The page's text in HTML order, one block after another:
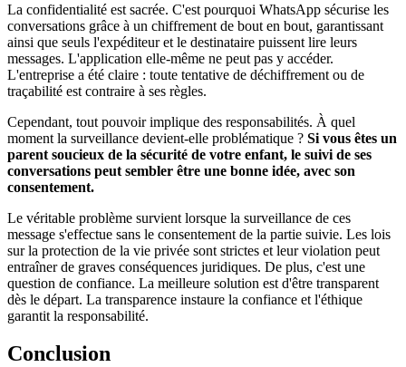
La confidentialité est sacrée. C'est pourquoi WhatsApp sécurise les
conversations grâce à un chiffrement de bout en bout, garantissant
ainsi que seuls l'expéditeur et le destinataire puissent lire leurs
messages. L'application elle-même ne peut pas y accéder.
L'entreprise a été claire : toute tentative de déchiffrement ou de
traçabilité est contraire à ses règles.
Cependant, tout pouvoir implique des responsabilités. À quel
moment la surveillance devient-elle problématique ? Si vous êtes un
parent soucieux de la sécurité de votre enfant, le suivi de ses
conversations peut sembler être une bonne idée, avec son
consentement.
Le véritable problème survient lorsque la surveillance de ces
message s'effectue sans le consentement de la partie suivie. Les lois
sur la protection de la vie privée sont strictes et leur violation peut
entraîner de graves conséquences juridiques. De plus, c'est une
question de confiance. La meilleure solution est d'être transparent
dès le départ. La transparence instaure la confiance et l'éthique
garantit la responsabilité.
Conclusion